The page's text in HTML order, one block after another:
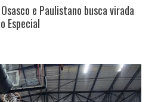
e Paulistano busca virada
Especial